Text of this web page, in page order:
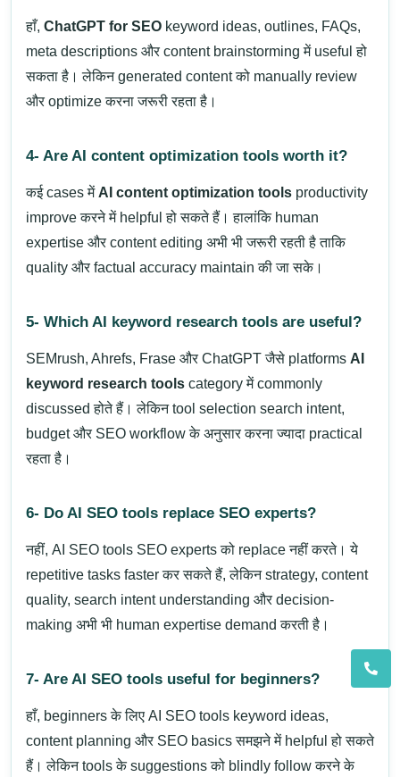
हाँ, ChatGPT for SEO keyword ideas, outlines, FAQs,
meta descriptions और content brainstorming में useful हो
सकता है। लेकिन generated content को manually review
और optimize करना जरूरी रहता है।
4- Are AI content optimization tools worth it?
कई cases में AI content optimization tools productivity
improve करने में helpful हो सकते हैं। हालांकि human
expertise और content editing अभी भी जरूरी रहती है ताकि
quality और factual accuracy maintain की जा सके।
5- Which AI keyword research tools are useful?
SEMrush, Ahrefs, Frase और ChatGPT जैसे platforms AI
keyword research tools category में commonly
discussed होते हैं। लेकिन tool selection search intent,
budget और SEO workflow के अनुसार करना ज्यादा practical
रहता है।
6- Do AI SEO tools replace SEO experts?
नहीं, AI SEO tools SEO experts को replace नहीं करते। ये
repetitive tasks faster कर सकते हैं, लेकिन strategy, content
quality, search intent understanding और decision-
making अभी भी human expertise demand करती है।
7- Are AI SEO tools useful for beginners?
हाँ, beginners के लिए AI SEO tools keyword ideas,
content planning और SEO basics समझने में helpful हो सकते
हैं। लेकिन tools के suggestions को blindly follow करने के